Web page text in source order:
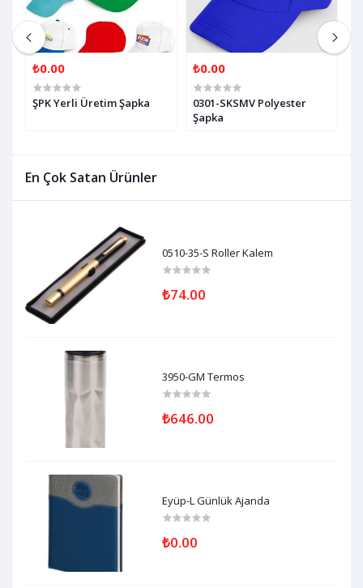
En Çok Satan Ürünler
0510-35-S Roller Kalem
₺74.00
3950-GM Termos
₺646.00
Eyüp-L Günlük Ajanda
₺0.00
₺0.00
ŞPK Yerli Üretim Şapka
₺0.00
0301-SKSMV Polyester
Şapka